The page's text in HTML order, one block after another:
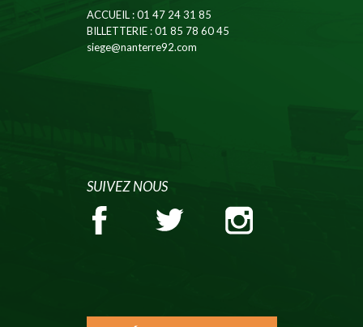
ACCUEIL: 01 47 24 31 85
BILLETTERIE: 01 85 78 60 45
siege@nanterre92.com
SUIVEZ NOUS